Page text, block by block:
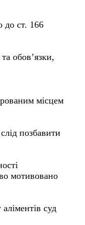
до ст. 166
обов’язки,
місцем
позбавити
мотивовано
суд